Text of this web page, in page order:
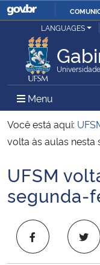
Ministério da Justiça e
Ministério da Defesa
Ministério das Relações
Ministério da Infraestrutura
Ministério da Educação
LANGUAGES
Menu Menu
Você está aqui:
volta às aulas nesta
Início do conteúdo
UFSM
segunda-